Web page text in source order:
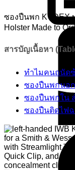
ซองปืนพก KYDEX
Holster Made to
สารบัญเนื้อหา
ทำไมคนถนัดซ้
ซองปืนพกนอ
ซองปืนพกใน
ซองปืนติดไฟ